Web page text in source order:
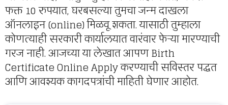
फक्त 10 रुपयात, घरबसल्या तुमचा जन्म दाखला
ऑनलाइन (online) मिळवू शकता. यासाठी तुम्हाला
कोणत्याही सरकारी कार्यालयात वारंवार फेऱ्या मारण्याची
गरज नाही. आजच्या या लेखात आपण Birth
Certificate Online Apply करण्याची सविस्तर पद्धत
आणि आवश्यक कागदपत्रांची माहिती घेणार आहोत.